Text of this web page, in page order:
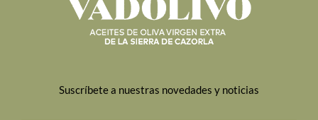
Suscríbete a nuestras novedades y noticias